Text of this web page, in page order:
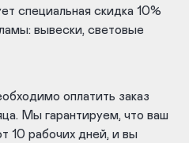
специальная скидка 10%
вывески, световые
оплатить заказ
Мы гарантируем, что ваш
10 рабочих дней, и вы